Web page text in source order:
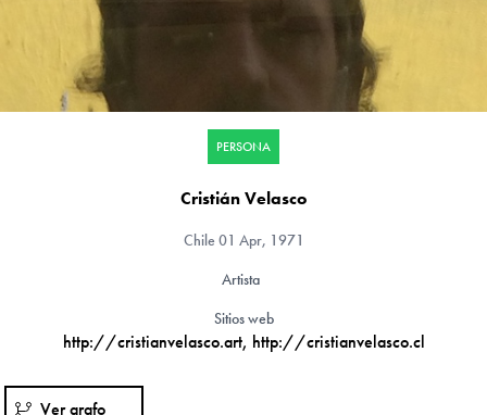
PERSONA
Cristián Velasco
Chile 01 Apr, 1971
Artista
Sitios web
http://cristianvelasco.art, http://cristianvelasco.cl
Ver grafo